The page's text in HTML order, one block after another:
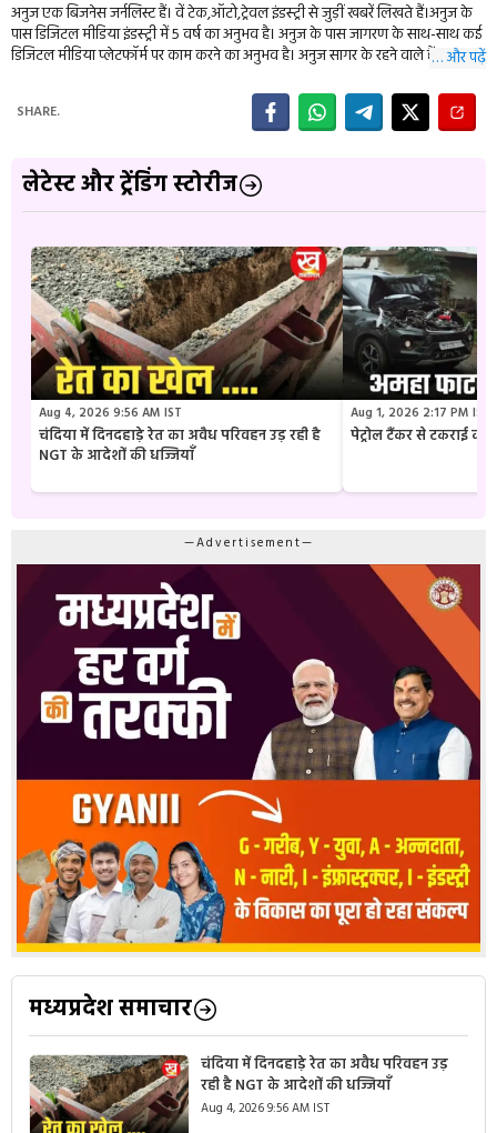
अनुज एक बिजनेस जर्नलिस्ट हैं। वें टेक,ऑटो,ट्रेवल इंडस्ट्री से जुड़ीं खबरें लिखते हैं।अनुज के
पास डिजिटल मीडिया इंडस्ट्री में 5 वर्ष का अनुभव है। अनुज के पास जागरण के साथ-साथ कई
डिजिटल मीडिया प्लेटफॉर्म पर काम करने का अनुभव है। अनुज सागर के रहने वाले हैं।… और पढ़ें
SHARE.
लेटेस्ट और ट्रेंडिंग स्टोरीज
Aug 4, 2026 9:56 AM IST
चंदिया में दिनदहाड़े रेत का अवैध परिवहन उड़ रही है
NGT के आदेशों की धज्जियाँ
Aug 1, 2026 2:17 PM IST
पेट्रोल टैंकर से टकराई
—Advertisement—
मध्यप्रदेश समाचार
चंदिया में दिनदहाड़े रेत का अवैध परिवहन उड़
रही है NGT के आदेशों की धज्जियाँ
Aug 4, 2026 9:56 AM IST